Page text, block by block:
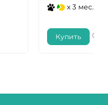
x 3 мес.
Купить